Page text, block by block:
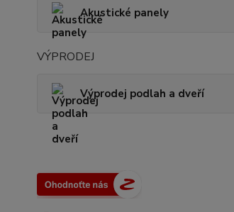
Akustické panely
VÝPRODEJ
Výprodej podlah a dveří